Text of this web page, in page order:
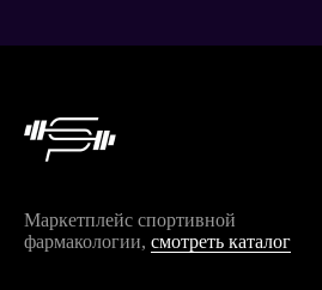
Маркетплейс спортивной
фармакологии, смотреть каталог